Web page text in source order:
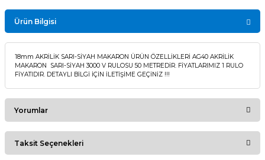
Ürün Bilgisi
18mm AKRİLİK SARI-SİYAH MAKARON ÜRÜN ÖZELLİKLERİ AG40 AKRİLİK
MAKARON SARI-SİYAH 3000 V RULOSU 50 METREDİR. FİYATLARIMIZ 1 RULO
FİYATIDIR. DETAYLI BİLGİ İÇİN İLETİŞİME GEÇİNİZ !!!
Yorumlar
Taksit Seçenekleri